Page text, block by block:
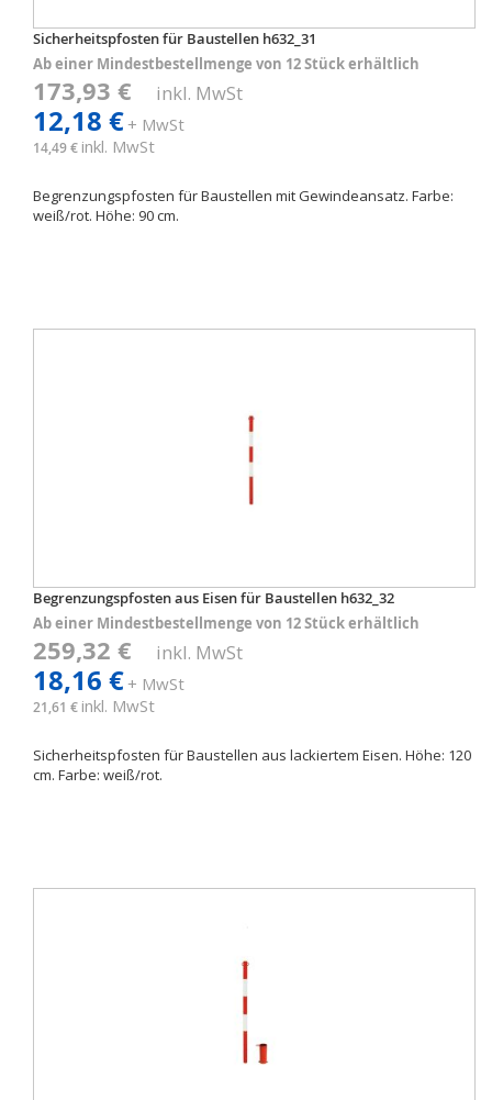
Sicherheitspfosten für Baustellen h632_31
Ab einer Mindestbestellmenge von 12 Stück erhältlich
173,93 € inkl. MwSt
12,18 €+ MwSt
14,49 € inkl. MwSt
Begrenzungspfosten für Baustellen mit Gewindeansatz. Farbe:
weiß/rot. Höhe: 90 cm.
Begrenzungspfosten aus Eisen für Baustellen h632_32
Ab einer Mindestbestellmenge von 12 Stück erhältlich
259,32 € inkl. MwSt
18,16 €+ MwSt
21,61 € inkl. MwSt
Sicherheitspfosten für Baustellen aus lackiertem Eisen. Höhe: 120
cm. Farbe: weiß/rot.